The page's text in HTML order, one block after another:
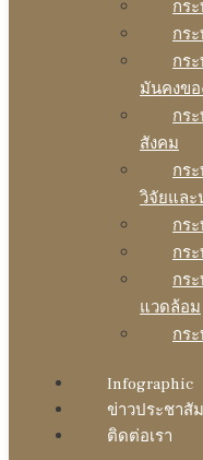
กร
กร
กร
มันคงข
กร
สังคม
กร
วิจัยและ
กร
กร
กร
แวดล้อม
กร
Infographic
ข่าวประชาสั
ติดต่อเรา